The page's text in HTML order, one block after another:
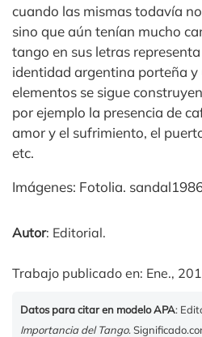
cuando las mismas todavía
sino que aún tenían mucho
tango en sus letras
identidad argentina porteña
elementos se sigue
por ejemplo la presencia de
amor y el sufrimiento, el
etc.
Imágenes: Fotolia.
Autor: Editorial.
Trabajo publicado en: Ene.,
Datos para citar en modelo APA:
Importancia del Tango.